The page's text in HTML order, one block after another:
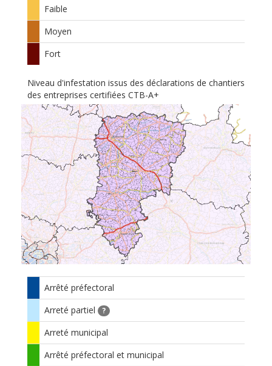
Faible
Moyen
Fort
Niveau d'infestation issus des déclarations de chantiers
des entreprises certifiées CTB-A+
Arrêté préfectoral
Arreté partiel
?
Arreté municipal
Arrêté préfectoral et municipal